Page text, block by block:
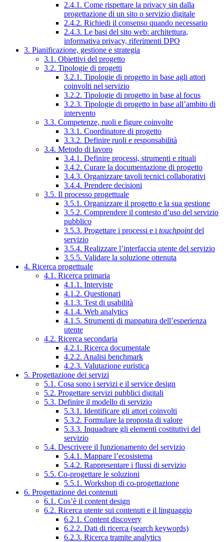
2.4.1. Come rispettare la privacy sin dalla
progettazione di un sito o servizio digitale
2.4.2. Richiedi il consenso quando necessario
2.4.3. Le basi del sito web: architettura,
informativa privacy, riferimenti DPO
3. Pianificazione, gestione e strategia
3.1. Obiettivi del progetto
3.2. Tipologie di progetti
3.2.1. Tipologie di progetto in base agli attori
coinvolti nel servizio
3.2.2. Tipologie di progetto in base al focus
3.2.3. Tipologie di progetto in base all’ambito di
intervento
3.3. Competenze, ruoli e figure coinvolte
3.3.1. Coordinatore di progetto
3.3.2. Definire ruoli e responsabilità
3.4. Metodo di lavoro
3.4.1. Definire processi, strumenti e rituali
3.4.2. Curare la documentazione di progetto
3.4.3. Organizzare tavoli tecnici collaborativi
3.4.4. Prendere decisioni
3.5. Il processo progettuale
3.5.1. Organizzare il progetto e la sua gestione
3.5.2. Comprendere il contesto d’uso del servizio
pubblico
3.5.3. Progettare i processi e i touchpointdel
servizio
3.5.4. Realizzare l’interfaccia utente del servizio
3.5.5. Validare la soluzione ottenuta
4. Ricerca progettuale
4.1. Ricerca primaria
4.1.1. Interviste
4.1.2. Questionari
4.1.3. Test di usabilità
4.1.4. Web analytics
4.1.5. Strumenti di mappatura dell’esperienza
utente
4.2. Ricerca secondaria
4.2.1. Ricerca documentale
4.2.2. Analisi benchmark
4.2.3. Valutazione euristica
5. Progettazione dei servizi
5.1. Cosa sono i servizi e il service design
5.2. Progettare servizi pubblici digitali
5.3. Definire il modello di servizio
5.3.1. Identificare gli attori coinvolti
5.3.2. Formulare la proposta di valore
5.3.3. Inquadrare gli elementi costitutivi del
servizio
5.4. Descrivere il funzionamento del servizio
5.4.1. Mappare l’ecosistema
5.4.2. Rappresentare i flussi di servizio
5.5. Co-progettare le soluzioni
5.5.1. Workshop di co-progettazione
6. Progettazione dei contenuti
6.1. Cos’è il content design
6.2. Ricerca utente sui contenuti e il linguaggio
6.2.1. Content discovery
6.2.2. Dati di ricerca (search keywords)
6.2.3. Ricerca tramite analytics